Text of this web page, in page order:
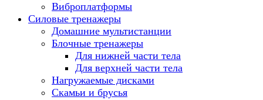
Виброплатформы
Силовые тренажеры
Домашние мультистанции
Блочные тренажеры
Для нижней части тела
Для верхней части тела
Нагружаемые дисками
Скамьи и брусья